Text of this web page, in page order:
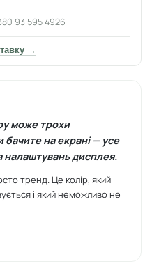
93 595 4926
→
може трохи
бачите на екрані — усе
налаштувань дисплея.
тренд. Це колір, який
і який неможливо не